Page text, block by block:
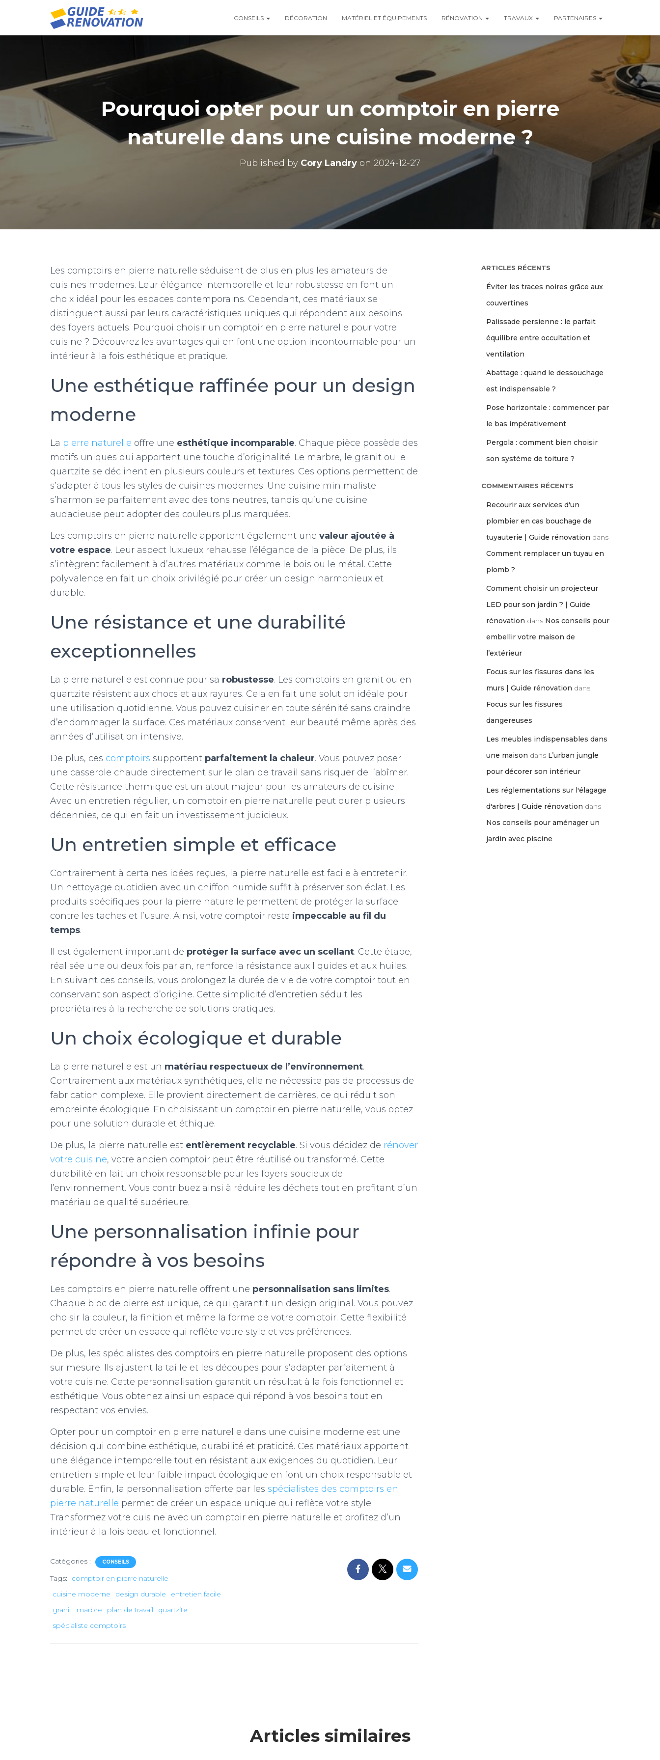
CONSEILS DÉCORATION MATÉRIEL ET ÉQUIPEMENTS RÉNOVATION TRAVAUX PARTENAIRES
Pourquoi opter pour un comptoir en pierre
naturelle dans une cuisine moderne ?
Published by Cory Landry on 2024-12-27
Les comptoirs en pierre naturelle séduisent de plus en plus les amateurs de
cuisines modernes. Leur élégance intemporelle et leur robustesse en font un
choix idéal pour les espaces contemporains. Cependant, ces matériaux se
distinguent aussi par leurs caractéristiques uniques qui répondent aux besoins
des foyers actuels. Pourquoi choisir un comptoir en pierre naturelle pour votre
cuisine ? Découvrez les avantages qui en font une option incontournable pour un
intérieur à la fois esthétique et pratique.
Une esthétique raffinée pour un design
moderne
La pierre naturelle offre une esthétique incomparable. Chaque pièce possède des
motifs uniques qui apportent une touche d’originalité. Le marbre, le granit ou le
quartzite se déclinent en plusieurs couleurs et textures. Ces options permettent de
s’adapter à tous les styles de cuisines modernes. Une cuisine minimaliste
s’harmonise parfaitement avec des tons neutres, tandis qu’une cuisine
audacieuse peut adopter des couleurs plus marquées.
Les comptoirs en pierre naturelle apportent également une valeur ajoutée à
votre espace. Leur aspect luxueux rehausse l’élégance de la pièce. De plus, ils
s’intègrent facilement à d’autres matériaux comme le bois ou le métal. Cette
polyvalence en fait un choix privilégié pour créer un design harmonieux et
durable.
Une résistance et une durabilité
exceptionnelles
La pierre naturelle est connue pour sa robustesse. Les comptoirs en granit ou en
quartzite résistent aux chocs et aux rayures. Cela en fait une solution idéale pour
une utilisation quotidienne. Vous pouvez cuisiner en toute sérénité sans craindre
d’endommager la surface. Ces matériaux conservent leur beauté même après des
années d’utilisation intensive.
De plus, ces comptoirs supportent parfaitement la chaleur. Vous pouvez poser
une casserole chaude directement sur le plan de travail sans risquer de l’abîmer.
Cette résistance thermique est un atout majeur pour les amateurs de cuisine.
Avec un entretien régulier, un comptoir en pierre naturelle peut durer plusieurs
décennies, ce qui en fait un investissement judicieux.
Un entretien simple et efficace
Contrairement à certaines idées reçues, la pierre naturelle est facile à entretenir.
Un nettoyage quotidien avec un chiffon humide suffit à préserver son éclat. Les
produits spécifiques pour la pierre naturelle permettent de protéger la surface
contre les taches et l’usure. Ainsi, votre comptoir reste impeccable au fil du
temps.
Il est également important de protéger la surface avec un scellant. Cette étape,
réalisée une ou deux fois par an, renforce la résistance aux liquides et aux huiles.
En suivant ces conseils, vous prolongez la durée de vie de votre comptoir tout en
conservant son aspect d’origine. Cette simplicité d’entretien séduit les
propriétaires à la recherche de solutions pratiques.
Un choix écologique et durable
La pierre naturelle est un matériau respectueux de l’environnement.
Contrairement aux matériaux synthétiques, elle ne nécessite pas de processus de
fabrication complexe. Elle provient directement de carrières, ce qui réduit son
empreinte écologique. En choisissant un comptoir en pierre naturelle, vous optez
pour une solution durable et éthique.
De plus, la pierre naturelle est entièrement recyclable. Si vous décidez de rénover
votre cuisine, votre ancien comptoir peut être réutilisé ou transformé. Cette
durabilité en fait un choix responsable pour les foyers soucieux de
l’environnement. Vous contribuez ainsi à réduire les déchets tout en profitant d’un
matériau de qualité supérieure.
Une personnalisation infinie pour
répondre à vos besoins
Les comptoirs en pierre naturelle offrent une personnalisation sans limites.
Chaque bloc de pierre est unique, ce qui garantit un design original. Vous pouvez
choisir la couleur, la finition et même la forme de votre comptoir. Cette flexibilité
permet de créer un espace qui reflète votre style et vos préférences.
De plus, les spécialistes des comptoirs en pierre naturelle proposent des options
sur mesure. Ils ajustent la taille et les découpes pour s’adapter parfaitement à
votre cuisine. Cette personnalisation garantit un résultat à la fois fonctionnel et
esthétique. Vous obtenez ainsi un espace qui répond à vos besoins tout en
respectant vos envies.
Opter pour un comptoir en pierre naturelle dans une cuisine moderne est une
décision qui combine esthétique, durabilité et praticité. Ces matériaux apportent
une élégance intemporelle tout en résistant aux exigences du quotidien. Leur
entretien simple et leur faible impact écologique en font un choix responsable et
durable. Enfin, la personnalisation offerte par les spécialistes des comptoirs en
pierre naturelle permet de créer un espace unique qui reflète votre style.
Transformez votre cuisine avec un comptoir en pierre naturelle et profitez d’un
intérieur à la fois beau et fonctionnel.
Catégories : CONSEILS
Tags:
comptoir en pierre naturelle
cuisine moderne
design durable
entretien facile
granit
marbre plan de travail
quartzite
spécialiste comptoirs
ARTICLES RÉCENTS
Éviter les traces noires grâce aux
couvertines
Palissade persienne : le parfait
équilibre entre occultation et
ventilation
Abattage : quand le dessouchage
est indispensable ?
Pose horizontale : commencer par
le bas impérativement
Pergola : comment bien choisir
son système de toiture ?
COMMENTAIRES RÉCENTS
Recourir aux services d'un
plombier en cas bouchage de
tuyauterie | Guide rénovation dans
Comment remplacer un tuyau en
plomb ?
Comment choisir un projecteur
LED pour son jardin ? | Guide
rénovation dans Nos conseils pour
embellir votre maison de
l’extérieur
Focus sur les fissures dans les
murs | Guide rénovation dans
Focus sur les fissures
dangereuses
Les meubles indispensables dans
une maison dans L’urban jungle
pour décorer son intérieur
Les réglementations sur l'élagage
d'arbres | Guide rénovation dans
Nos conseils pour aménager un
jardin avec piscine
Articles similaires